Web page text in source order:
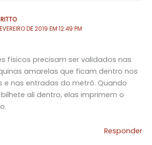
DE 2019 EM 12:49 PM
físicos precisam ser validados nas
amarelas que ficam dentro nos
e nas entradas do metrô. Quando
ali dentro, elas imprimem o
Responder